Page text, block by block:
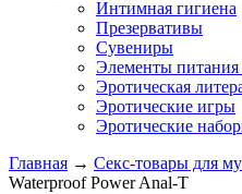
Интимная гигиена
Презервативы
Сувениры
Элементы питания
Эротическая
Эротические игры
Эротические
Главная → Секс-товары для
Waterproof Power Anal-T